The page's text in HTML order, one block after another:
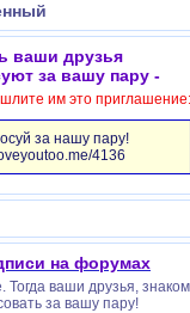
ваши друзья
за вашу пару -
им это приглашение:
за нашу пару!
4136
на форумах
ваши друзья,
за вашу пару!